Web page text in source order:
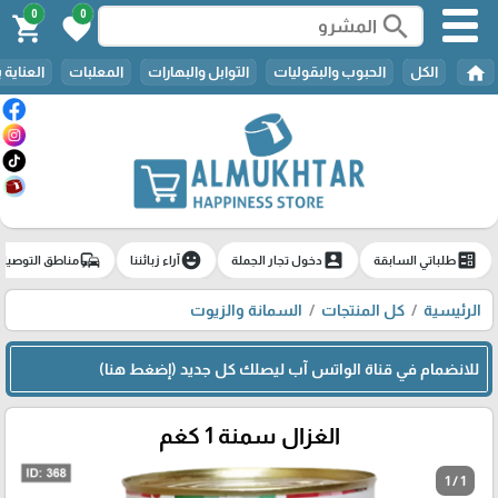
search
0
favorite
0
shopping_cart
home الكل الحبوب والبقوليات التوابل والبهارات المعلبات
ballotطلباتي السابقة account_boxدخول تجار الجملة emoji_emotionsآراء زبائننا commuteمناطق
الرئيسية كل المنتجات السمانة والزيوت
للانضمام في قناة الواتس آب ليصلك كل جديد (إضغط هنا)
الغزال سمنة 1 كغم
1 / 1